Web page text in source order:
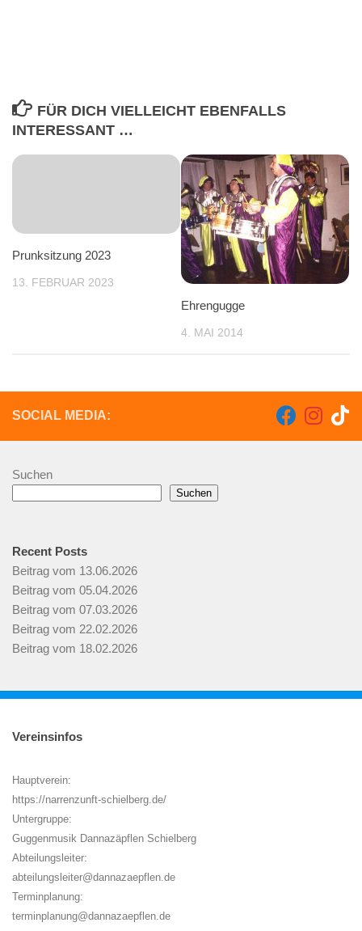
FÜR DICH VIELLEICHT EBENFALLS
INTERESSANT …
Prunksitzung 2023
13. FEBRUAR 2023
Ehrengugge
4. MAI 2014
SOCIAL MEDIA:
Suchen
Suchen
Recent Posts
Beitrag vom 13.06.2026
Beitrag vom 05.04.2026
Beitrag vom 07.03.2026
Beitrag vom 22.02.2026
Beitrag vom 18.02.2026
Vereinsinfos
Hauptverein:
https://narrenzunft-schielberg.de/
Untergruppe:
Guggenmusik Dannazäpflen Schielberg
Abteilungsleiter:
abteilungsleiter@dannazaepflen.de
Terminplanung:
terminplanung@dannazaepflen.de